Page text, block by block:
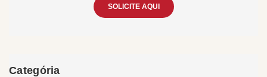
SOLICITE AQUI
Categória